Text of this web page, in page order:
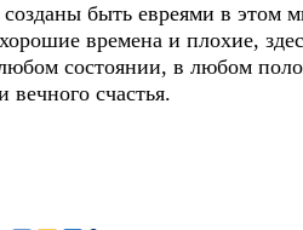
быть евреями в этом
времена и плохие,
состоянии, в любом
вечного счастья.